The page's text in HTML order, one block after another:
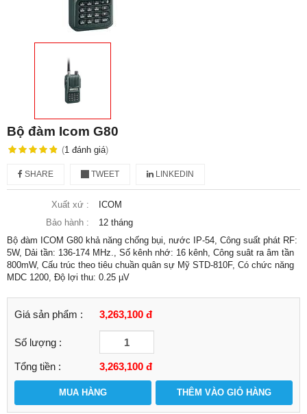
Bộ đàm Icom G80
(1 đánh giá)
SHARE TWEET LINKEDIN
Xuất xứ :
ICOM
Bảo hành :
12 tháng
Bộ đàm ICOM G80 khả năng chống bụi, nước IP-54, Công suất phát RF:
5W, Dải tần: 136-174 MHz., Số kênh nhớ: 16 kênh, Công suât ra âm tần
800mW, Cấu trúc theo tiêu chuần quân sự Mỹ STD-810F, Có chức năng
MDC 1200, Độ lợi thu: 0.25 µV
Giá sản phẩm : 3,263,100 đ
Số lượng :
Tổng tiền : 3,263,100 đ
MUA HÀNG THÊM VÀO GIỎ HÀNG